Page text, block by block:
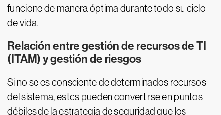
funcione de manera óptima durante todo su ciclo
de vida.
Relación entre gestión de recursos de TI
(ITAM) y gestión de riesgos
Si no se es consciente de determinados recursos
del sistema, estos pueden convertirse en puntos
débiles de la estrategia de seguridad que los